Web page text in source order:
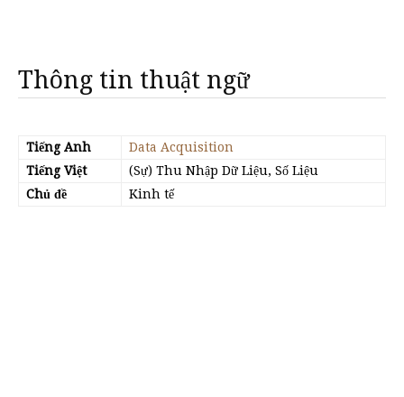
Thông tin thuật ngữ
Tiếng Anh
Data Acquisition
Tiếng Việt
(Sự) Thu Nhập Dữ Liệu, Số Liệu
Chủ đề
Kinh tế